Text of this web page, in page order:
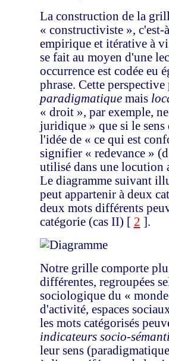
La construction de la
« constructiviste »,
empirique et itérative à
se fait au moyen d'une
occurrence est codée eu
phrase. Cette
paradigmatiquemais
« droit », par exemple,
juridique » que si le
l'idée de « ce qui est
signifier « redevance »
utilisé dans une locution
Le diagramme suivant
peut appartenir à deux
deux mots différents
catégorie (cas II) [ 2 ].
Notre grille comporte
différentes, regroupées
sociologique du «
d'activité, espaces
les mots catégorisés
indicateurs socio-
leur sens